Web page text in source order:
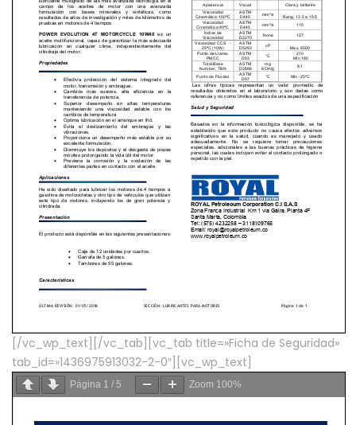
[/vc_wp_text][/vc_tab][vc_tab title=»Ficha de Seguridad»
tab_id=»1436975913032-2-0″][vc_wp_text]
Página 1 / 5 Zoom 100%